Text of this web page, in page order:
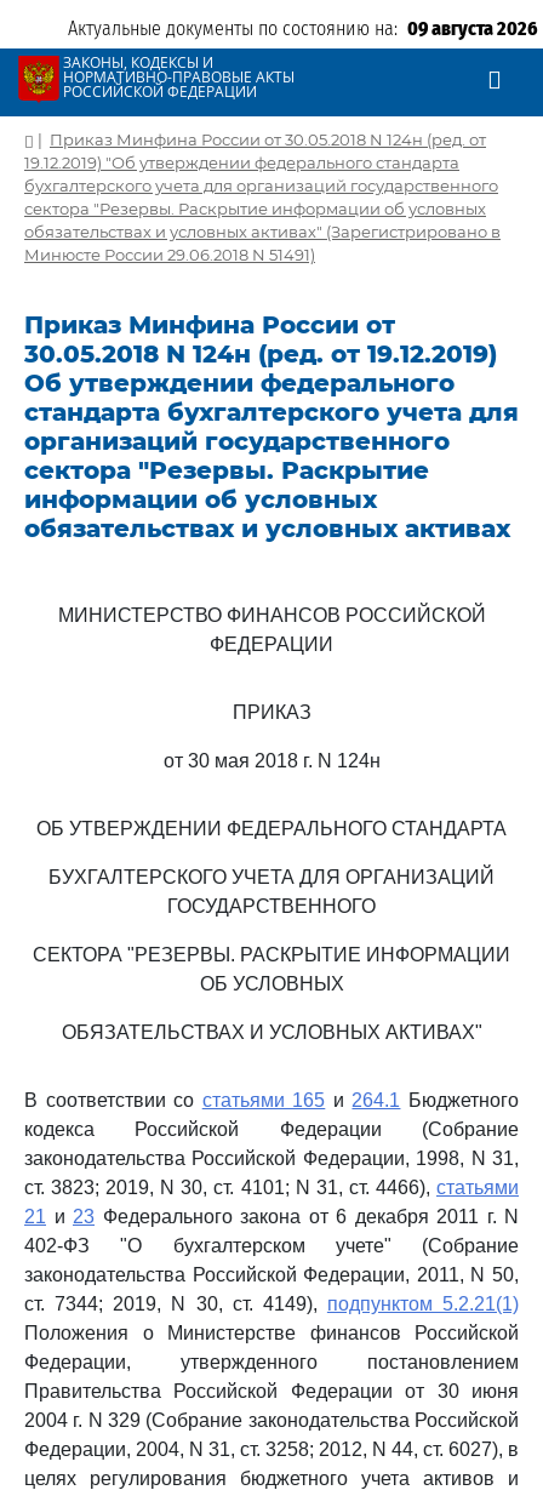
Актуальные документы по состоянию на: 09 августа 2026
ЗАКОНЫ, КОДЕКСЫ И
НОРМАТИВНО-ПРАВОВЫЕ АКТЫ
РОССИЙСКОЙ ФЕДЕРАЦИИ
| Приказ Минфина России от 30.05.2018 N 124н (ред. от
19.12.2019) "Об утверждении федерального стандарта
бухгалтерского учета для организаций государственного
сектора "Резервы. Раскрытие информации об условных
обязательствах и условных активах" (Зарегистрировано в
Минюсте России 29.06.2018 N 51491)
Приказ Минфина России от
30.05.2018 N 124н (ред. от 19.12.2019)
Об утверждении федерального
стандарта бухгалтерского учета для
организаций государственного
сектора "Резервы. Раскрытие
информации об условных
обязательствах и условных активах
МИНИСТЕРСТВО ФИНАНСОВ РОССИЙСКОЙ
ФЕДЕРАЦИИ
ПРИКАЗ
от 30 мая 2018 г. N 124н
ОБ УТВЕРЖДЕНИИ ФЕДЕРАЛЬНОГО СТАНДАРТА
БУХГАЛТЕРСКОГО УЧЕТА ДЛЯ ОРГАНИЗАЦИЙ
ГОСУДАРСТВЕННОГО
СЕКТОРА "РЕЗЕРВЫ. РАСКРЫТИЕ ИНФОРМАЦИИ
ОБ УСЛОВНЫХ
ОБЯЗАТЕЛЬСТВАХ И УСЛОВНЫХ АКТИВАХ"
В соответствии со статьями 165 и 264.1 Бюджетного
кодекса Российской Федерации (Собрание
законодательства Российской Федерации, 1998, N 31,
ст. 3823; 2019, N 30, ст. 4101; N 31, ст. 4466), статьями
21 и 23 Федерального закона от 6 декабря 2011 г. N
402-ФЗ "О бухгалтерском учете" (Собрание
законодательства Российской Федерации, 2011, N 50,
ст. 7344; 2019, N 30, ст. 4149), подпунктом 5.2.21(1)
Положения о Министерстве финансов Российской
Федерации, утвержденного постановлением
Правительства Российской Федерации от 30 июня
2004 г. N 329 (Собрание законодательства Российской
Федерации, 2004, N 31, ст. 3258; 2012, N 44, ст. 6027), в
целях регулирования бюджетного учета активов и